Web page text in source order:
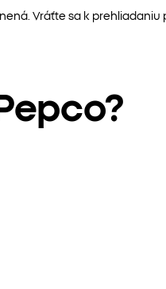
Vráťte sa k